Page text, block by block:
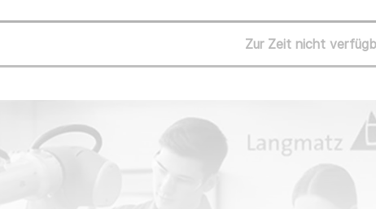
Zur Zeit nicht